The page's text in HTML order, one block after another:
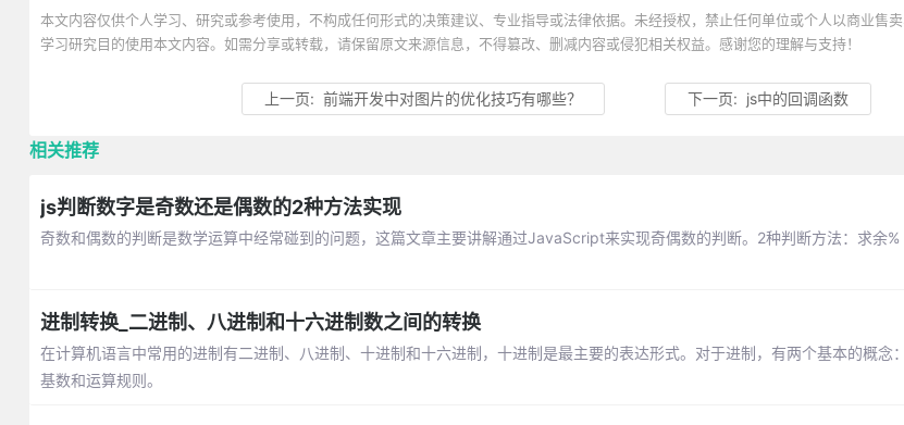
本文内容仅供个人学习、研究或参考使用，不构成任何形式的决策建议、专业指导或法律依据。未经授权，禁止任何单位或个人以商业售
学习研究目的使用本文内容。如需分享或转载，请保留原文来源信息，不得篡改、删减内容或侵犯相关权益。感谢您的理解与支持！
上一页:前端开发中对图片的优化技巧有哪些？ 下一页: js中的回调函数
相关推荐
js判断数字是奇数还是偶数的2种方法实现
奇数和偶数的判断是数学运算中经常碰到的问题，这篇文章主要讲解通过JavaScript来实现奇偶数的判断。2种判断方法：求余%
进制转换_二进制、八进制和十六进制数之间的转换
在计算机语言中常用的进制有二进制、八进制、十进制和十六进制，十进制是最主要的表达形式。对于进制，有两个基本的概念：
基数和运算规则。